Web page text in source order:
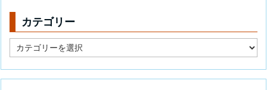
カテゴリー
テ
リ